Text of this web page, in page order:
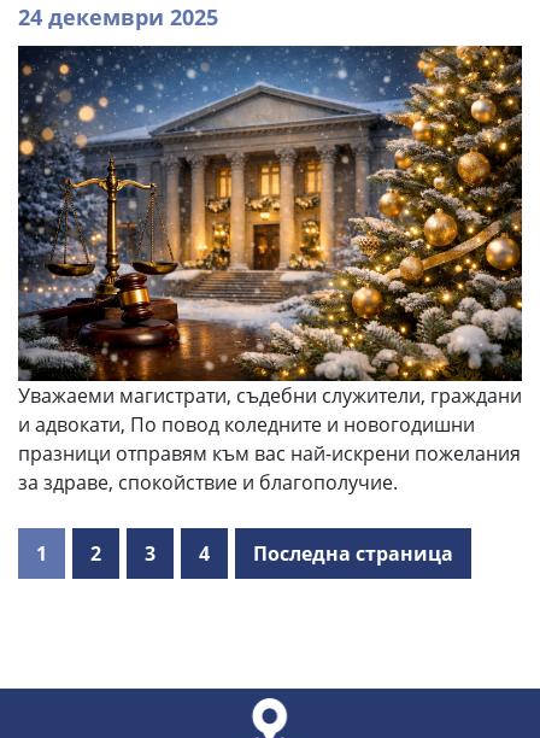
24 декември 2025
Уважаеми магистрати, съдебни служители, граждани
и адвокати, По повод коледните и новогодишни
празници отправям към вас най-искрени пожелания
за здраве, спокойствие и благополучие.
1 2 3 4 Последна страница